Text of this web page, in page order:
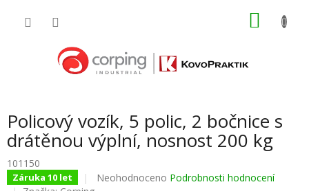
Policový vozík, 5 polic, 2 bočnice s
drátěnou výplní, nosnost 200 kg
101150
Záruka 10 let
Průměrné
Neohodnoceno Podrobnosti hodnocení